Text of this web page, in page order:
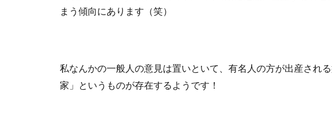
まう傾向にあります（笑）
私なんかの一般人の意見は置いといて、有名人の方が出産され
家」というものが存在するようです！